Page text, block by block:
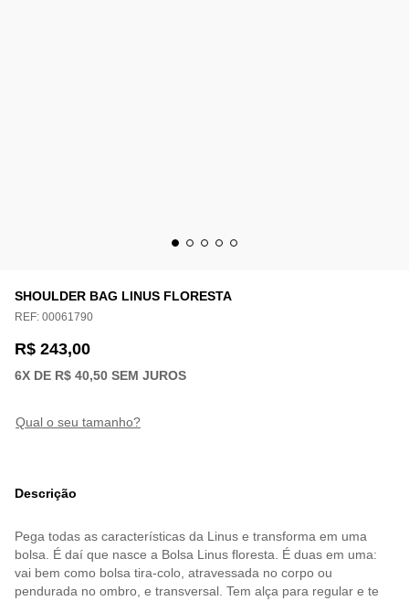
SHOULDER BAG LINUS FLORESTA
REF: 00061790
R$ 243,00
6X DE R$ 40,50 SEM JUROS
qual o seu tamanho?
Descrição
Pega todas as características da Linus e transforma em uma
bolsa. É daí que nasce a Bolsa Linus floresta. É duas em uma:
vai bem como bolsa tira-colo, atravessada no corpo ou
pendurada no ombro, e transversal. Tem alça para regular e te